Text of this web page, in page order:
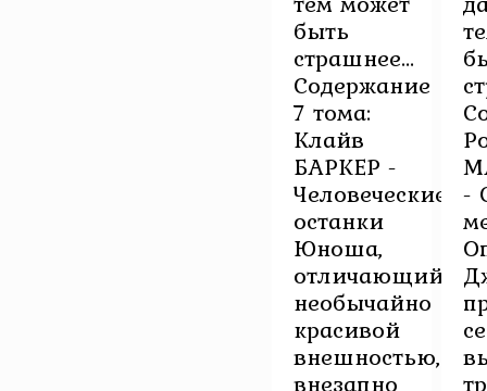
быть
страшнее…
Содержание
7 тома:
Клайв
БАРКЕР -
Человеческие
останки
Юноша,
отличающийся
необычайно
красивой
внешностью,
внезапно
-